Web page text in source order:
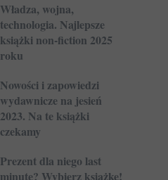
Władza, wojna,
technologia. Najlepsze
książki non-fiction 2025
roku
Nowości i zapowiedzi
wydawnicze na jesień
2023. Na te książki
czekamy
Prezent dla niego last
minute? Wybierz książkę!